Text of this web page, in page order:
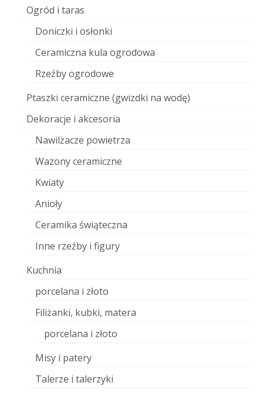
Ogród i taras
Doniczki i osłonki
Ceramiczna kula ogrodowa
Rzeźby ogrodowe
Ptaszki ceramiczne (gwizdki na wodę)
Dekoracje i akcesoria
Nawilżacze powietrza
Wazony ceramiczne
Kwiaty
Anioły
Ceramika świąteczna
Inne rzeźby i figury
Kuchnia
porcelana i złoto
Filiżanki, kubki, matera
porcelana i złoto
Misy i patery
Talerze i talerzyki